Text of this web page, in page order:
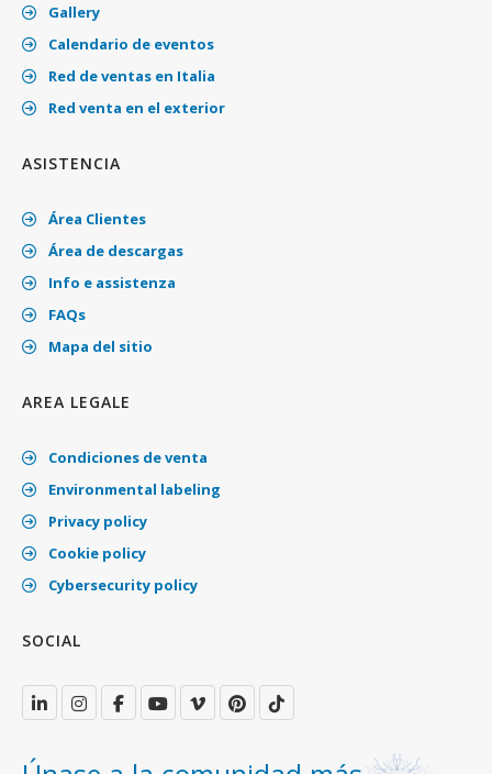
Gallery
Calendario de eventos
Red de ventas en Italia
Red venta en el exterior
ASISTENCIA
Área Clientes
Área de descargas
Info e assistenza
FAQs
Mapa del sitio
AREA LEGALE
Condiciones de venta
Environmental labeling
Privacy policy
Cookie policy
Cybersecurity policy
SOCIAL